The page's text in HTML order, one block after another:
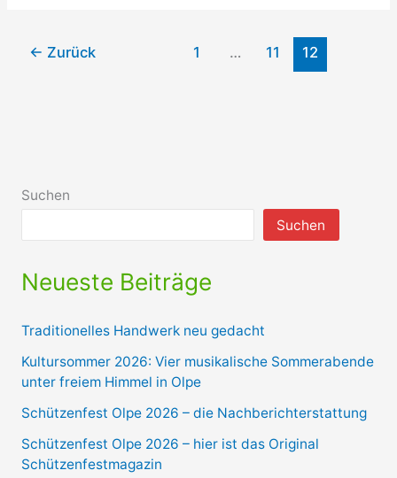
← Zurück 1 … 11 12
Suchen
Suchen
Neueste Beiträge
Traditionelles Handwerk neu gedacht
Kultursommer 2026: Vier musikalische Sommerabende
unter freiem Himmel in Olpe
Schützenfest Olpe 2026 – die Nachberichterstattung
Schützenfest Olpe 2026 – hier ist das Original
Schützenfestmagazin